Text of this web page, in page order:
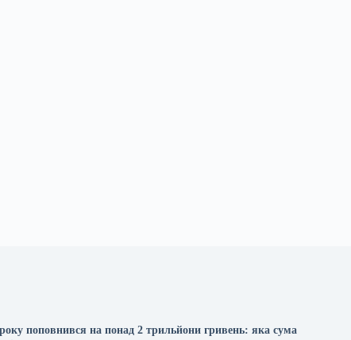
поповнився на понад 2 трильйони гривень: яка сума